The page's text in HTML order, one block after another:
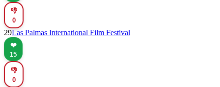
👎
0
29Las Palmas International Film Festival
❤️
15
👎
0